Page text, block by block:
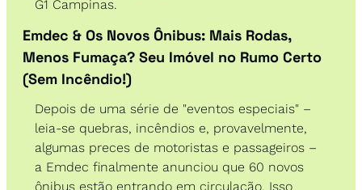
G1 Campinas.
Emdec & Os Novos Ônibus: Mais Rodas,
Menos Fumaça? Seu Imóvel no Rumo Certo
(Sem Incêndio!)
Depois de uma série de "eventos especiais" –
leia-se quebras, incêndios e, provavelmente,
algumas preces de motoristas e passageiros –
a Emdec finalmente anunciou que 60 novos
ônibus estão entrando em circulação. Isso